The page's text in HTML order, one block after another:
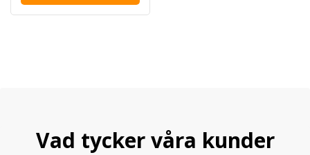
Vad tycker våra kunder